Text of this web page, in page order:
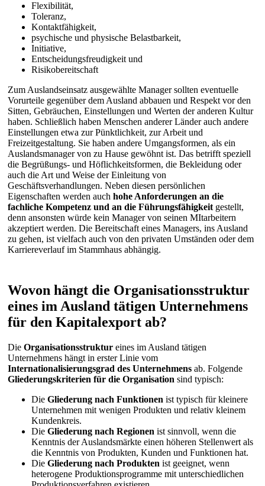
Flexibilität,
Toleranz,
Kontaktfähigkeit,
psychische und physische Belastbarkeit,
Initiative,
Entscheidungsfreudigkeit und
Risikobereitschaft
Zum Auslandseinsatz ausgewählte Manager sollten eventuelle
Vorurteile gegenüber dem Ausland abbauen und Respekt vor den
Sitten, Gebräuchen, Einstellungen und Werten der anderen Kultur
haben. Schließlich haben Menschen anderer Länder auch andere
Einstellungen etwa zur Pünktlichkeit, zur Arbeit und
Freizeitgestaltung. Sie haben andere Umgangsformen, als ein
Auslandsmanager von zu Hause gewöhnt ist. Das betrifft speziell
die Begrüßungs- und Höflichkeitsformen, die Bekleidung oder
auch die Art und Weise der Einleitung von
Geschäftsverhandlungen. Neben diesen persönlichen
Eigenschaften werden auch hohe Anforderungen an die
fachliche Kompetenz und an die Führungsfähigkeit gestellt,
denn ansonsten würde kein Manager von seinen MItarbeitern
akzeptiert werden. Die Bereitschaft eines Managers, ins Ausland
zu gehen, ist vielfach auch von den privaten Umständen oder dem
Karriereverlauf im Stammhaus abhängig.
Wovon hängt die Organisationsstruktur
eines im Ausland tätigen Unternehmens
für den Kapitalexport ab?
Die Organisationsstruktur eines im Ausland tätigen
Unternehmens hängt in erster Linie vom
Internationalisierungsgrad des Unternehmens ab. Folgende
Gliederungskriterien für die Organisation sind typisch:
Die Gliederung nach Funktionen ist typisch für kleinere
Unternehmen mit wenigen Produkten und relativ kleinem
Kundenkreis.
Die Gliederung nach Regionen ist sinnvoll, wenn die
Kenntnis der Auslandsmärkte einen höheren Stellenwert als
die Kenntnis von Produkten, Kunden und Funktionen hat.
Die Gliederung nach Produkten ist geeignet, wenn
heterogene Produktionsprogramme mit unterschiedlichen